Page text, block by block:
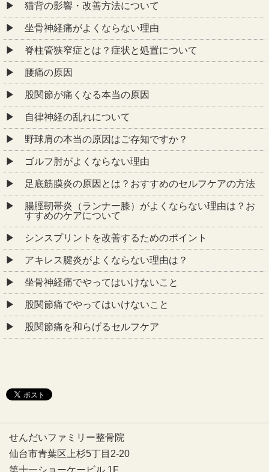
猫背の影響・改善方法について
坐骨神経痛がよくならない理由
脊柱管狭窄症とは？症状と処置について
腰痛の原因
股関節が痛くなる本当の原因
自律神経の乱れについて
野球肩の本当の原因はご存知ですか？
ゴルフ肘がよくならない理由
足底筋膜炎の原因とは？おすすめのセルフケアの方法
腸脛靭帯炎（ランナー膝）がよくならない理由は？お
すすめのケアについて
シンスプリントを改善するためのポイント
アキレス腱炎がよくならない理由は？
坐骨神経痛でやってはいけないこと
股関節痛でやってはいけないこと
股関節痛を和らげるセルフケア
せんだいファミリー整骨院
仙台市青葉区上杉5丁目2-20
第十一ショーケービル 1F